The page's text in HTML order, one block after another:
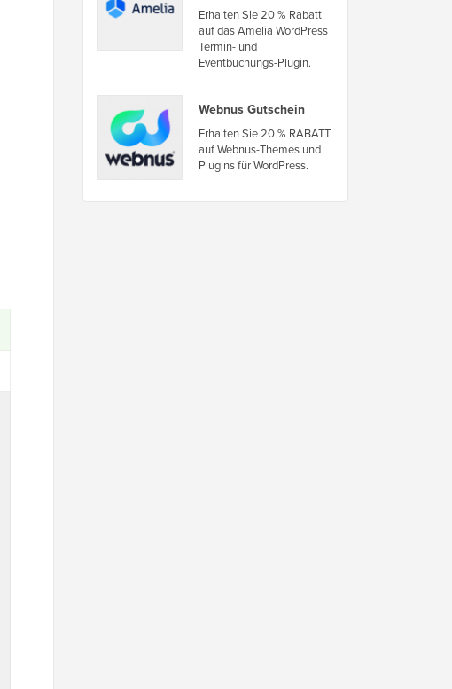
Erhalten Sie 20 % Rabatt
auf das Amelia WordPress
Termin- und
Eventbuchungs-Plugin.
Webnus Gutschein
Erhalten Sie 20 % RABATT
auf Webnus-Themes und
Plugins für WordPress.